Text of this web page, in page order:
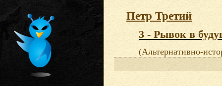
Петр Третий
3 - Рывок в
(Альтернативно-